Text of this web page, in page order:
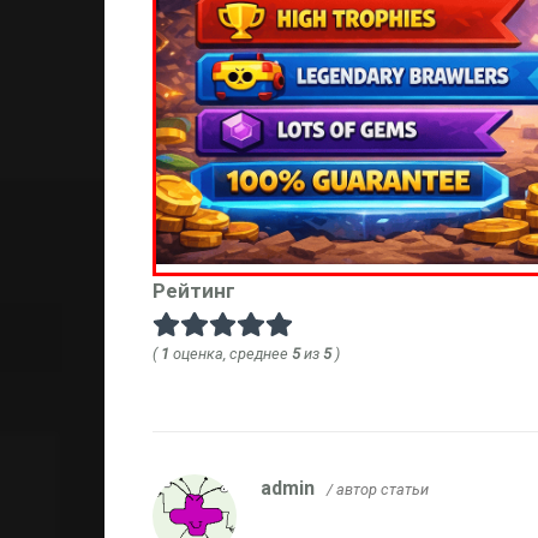
Рейтинг
( 1 оценка, среднее 5из 5)
admin / автор статьи